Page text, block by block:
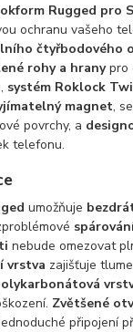
Rugged pro
ochranu vašeho
čtyřbodového
rohy a hranypro
systém Roklock
magnet,
povrchy, a
telefonu.
umožňuje
nebude omezovat
vrstva zajišťuje
Zvětšené
připojení